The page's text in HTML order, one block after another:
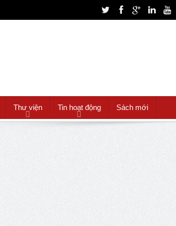
Thư viện Tin hoạt động Sách mới